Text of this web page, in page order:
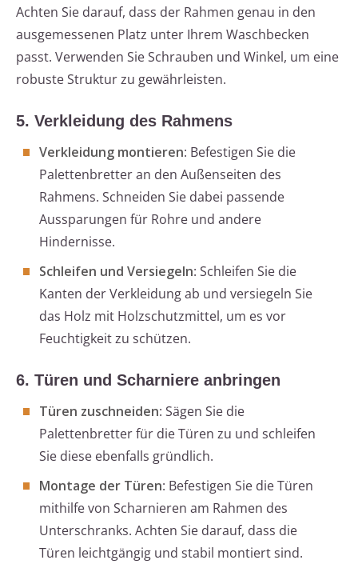
Achten Sie darauf, dass der Rahmen genau in den
ausgemessenen Platz unter Ihrem Waschbecken
passt. Verwenden Sie Schrauben und Winkel, um eine
robuste Struktur zu gewährleisten.
5. Verkleidung des Rahmens
Verkleidung montieren: Befestigen Sie die
Palettenbretter an den Außenseiten des
Rahmens. Schneiden Sie dabei passende
Aussparungen für Rohre und andere
Hindernisse.
Schleifen und Versiegeln: Schleifen Sie die
Kanten der Verkleidung ab und versiegeln Sie
das Holz mit Holzschutzmittel, um es vor
Feuchtigkeit zu schützen.
6. Türen und Scharniere anbringen
Türen zuschneiden: Sägen Sie die
Palettenbretter für die Türen zu und schleifen
Sie diese ebenfalls gründlich.
Montage der Türen: Befestigen Sie die Türen
mithilfe von Scharnieren am Rahmen des
Unterschranks. Achten Sie darauf, dass die
Türen leichtgängig und stabil montiert sind.